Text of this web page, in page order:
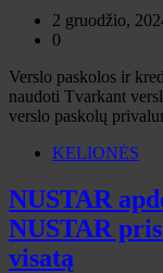
2 gruodžio,
0
Verslo paskolos ir
naudoti Tvarkant
verslo paskolų
KELIONĖS
NUSTAR
NUSTAR
visatą